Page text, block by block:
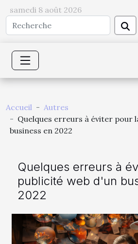
samedi 8 août 2026
Accueil
Autres
Quelques erreurs à éviter pour
business en 2022
Quelques erreurs à
publicité web d'un
2022